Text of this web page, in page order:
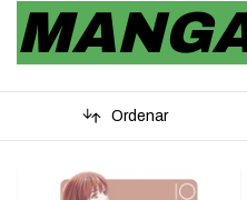
Ordenar